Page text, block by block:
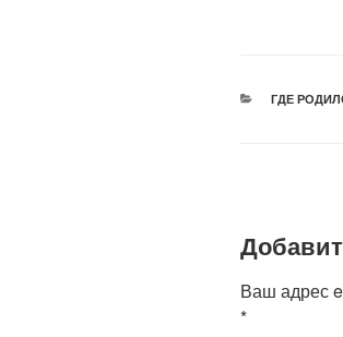
РУБРИКИ
ГДЕ
Ваш адрес
*